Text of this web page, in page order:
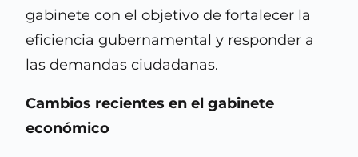
gabinete con el objetivo de fortalecer la
eficiencia gubernamental y responder a
las demandas ciudadanas.​
Cambios recientes en el gabinete
económico